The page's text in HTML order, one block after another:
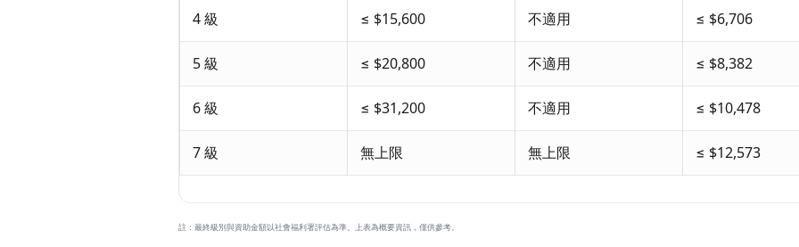
4 級 ≤ $15,600 不適用 ≤ $6,706
5 級 ≤ $20,800 不適用 ≤ $8,382
6 級 ≤ $31,200 不適用 ≤ $10,478
7 級 無上限 無上限 ≤ $12,573
註：最終級別與資助金額以社會福利署評估為準。上表為概要資訊，僅供參考。